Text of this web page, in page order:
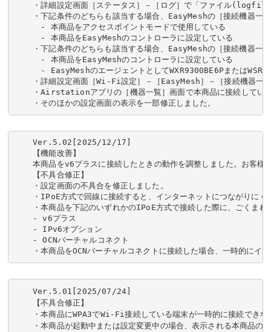
・詳細設定画面［ステータス］－［ログ］で「ファイル
・下記条件のどちらも該当する場合、EasyMeshの［接続機器一
- 本商品をアクセスポイントモードで使用している
- 本商品をEasyMeshのコントローラに設定している
・下記条件のどちらも該当する場合、EasyMeshの［接続機器一
- 本商品をEasyMeshのコントローラに設定している
- EasyMeshのエージェントとしてWXR9300BE6Pまたは
・詳細設定画面［Wi-Fi設定］－［EasyMesh］－［接続機器一
・Airstationアプリの［機器一覧］画面で本商品に接続してい
・そのほかの設定画面の表示を一部修正しました。
Ver.5.02[2025/12/17]
【機能改善】
本商品をv6プラスに接続したときの動作を調整しました。お客様
【不具合修正】
・設定画面の不具合を修正しました。
・IPoE方式で回線に接続すると、インターネットにつながりに
・本商品を下記のいずれかのIPoE方式で接続した際に、ごくま
- v6プラス
- IPv6オプション
- OCNバーチャルコネクト
・本商品をOCNバーチャルコネクトに接続した場合、一時的に
Ver.5.01[2025/07/24]
【不具合修正】
・本商品にWPA3でWi-Fi接続している端末が一時的に接続でき
・本商品が起動中または設定変更中の場合、表示される本商品